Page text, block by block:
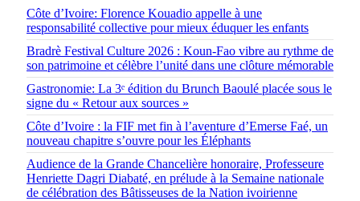
Côte d’Ivoire: Florence Kouadio appelle à une
responsabilité collective pour mieux éduquer les enfants
Bradrè Festival Culture 2026 : Koun-Fao vibre au rythme de
son patrimoine et célèbre l’unité dans une clôture mémorable
Gastronomie: La 3ᵉ édition du Brunch Baoulé placée sous le
signe du « Retour aux sources »
Côte d’Ivoire : la FIF met fin à l’aventure d’Emerse Faé, un
nouveau chapitre s’ouvre pour les Éléphants
Audience de la Grande Chancelière honoraire, Professeure
Henriette Dagri Diabaté, en prélude à la Semaine nationale
de célébration des Bâtisseuses de la Nation ivoirienne